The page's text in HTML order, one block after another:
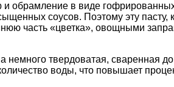
и обрамление в виде
соусов. Поэтому эту пасту,
часть «цветка», овощными
твердоватая, сваренная
воды, что повышает